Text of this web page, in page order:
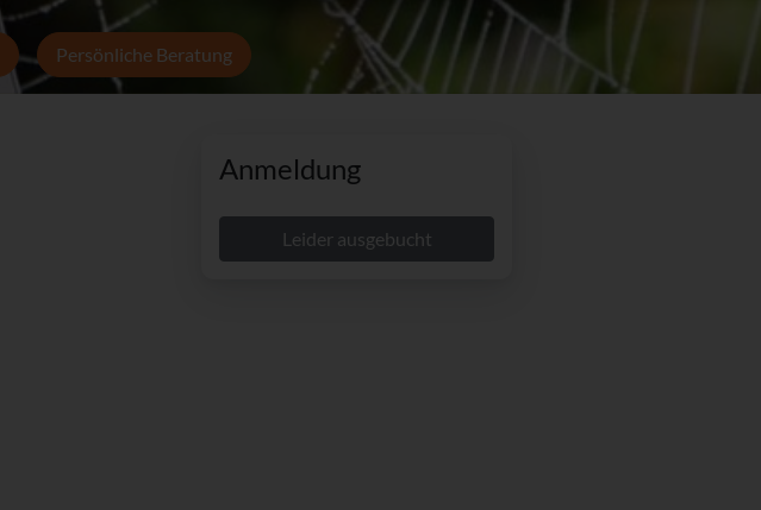
Persönliche Beratung
Anmeldung
Leider ausgebucht